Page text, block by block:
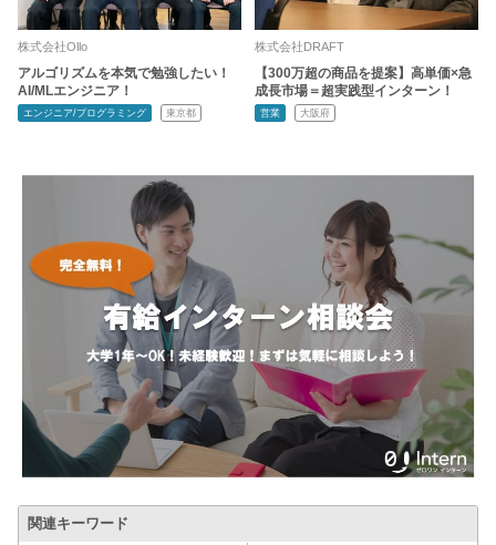
株式会社Ollo
アルゴリズムを本気で勉強したい！
AI/MLエンジニア！
エンジニア/プログラミング 東京都
株式会社DRAFT
【300万超の商品を提案】高単価×急
成長市場＝超実践型インターン！
営業 大阪府
関連キーワード